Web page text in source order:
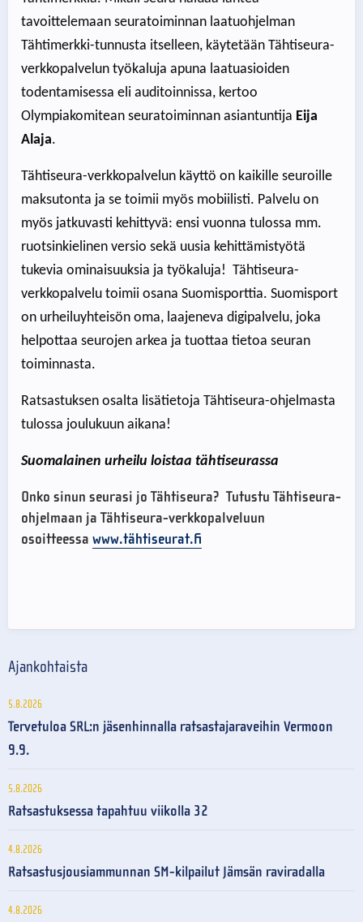
tavoittelemaan seuratoiminnan laatuohjelman
Tähtimerkki-tunnusta itselleen, käytetään Tähtiseura-
verkkopalvelun työkaluja apuna laatuasioiden
todentamisessa eli auditoinnissa, kertoo
Olympiakomitean seuratoiminnan asiantuntija Eija
Alaja.
Tähtiseura-verkkopalvelun käyttö on kaikille seuroille
maksutonta ja se toimii myös mobiilisti. Palvelu on
myös jatkuvasti kehittyvä: ensi vuonna tulossa mm.
ruotsinkielinen versio sekä uusia kehittämistyötä
tukevia ominaisuuksia ja työkaluja! Tähtiseura-
verkkopalvelu toimii osana Suomisporttia. Suomisport
on urheiluyhteisön oma, laajeneva digipalvelu, joka
helpottaa seurojen arkea ja tuottaa tietoa seuran
toiminnasta.
Ratsastuksen osalta lisätietoja Tähtiseura-ohjelmasta
tulossa joulukuun aikana!
Suomalainen urheilu loistaa tähtiseurassa
Onko sinun seurasi jo Tähtiseura? Tutustu Tähtiseura-
ohjelmaan ja Tähtiseura-verkkopalveluun
osoitteessa www.tähtiseurat.fi
Ajankohtaista
5.8.2026
Tervetuloa SRL:n jäsenhinnalla ratsastajaraveihin Vermoon
9.9.
5.8.2026
Ratsastuksessa tapahtuu viikolla 32
4.8.2026
Ratsastusjousiammunnan SM-kilpailut Jämsän raviradalla
4.8.2026